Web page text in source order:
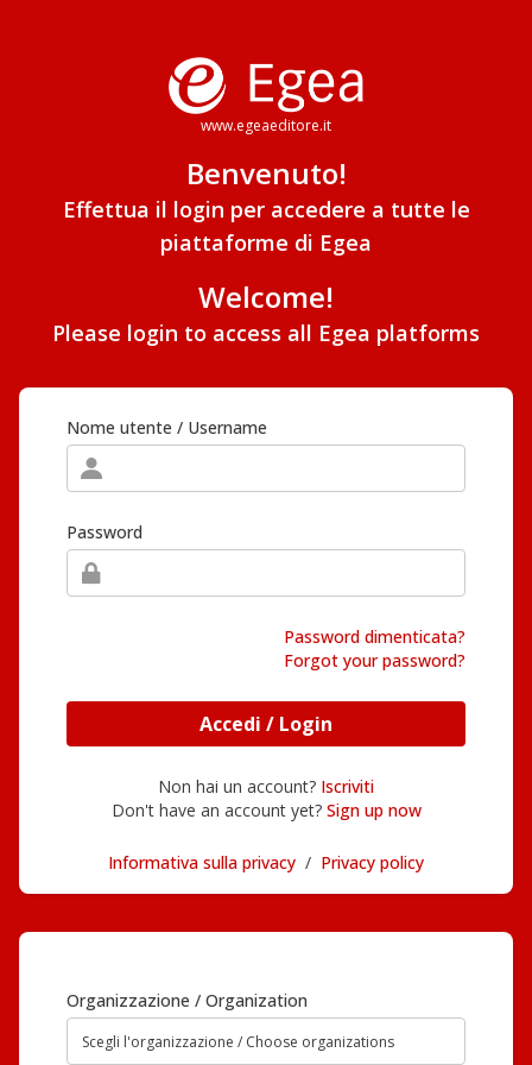
www.egeaeditore.it
Benvenuto!
Effettua il login per accedere a tutte le
piattaforme di Egea
Welcome!
Please login to access all Egea platforms
Nome utente / Username
Password
Password dimenticata?
Forgot your password?
Accedi / Login
Non hai un account? Iscriviti
Don't have an account yet? Sign up now
Informativa sulla privacy / Privacy policy
Organizzazione / Organization